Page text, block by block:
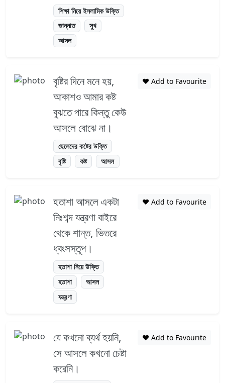
শিক্ষা নিয়ে ইসলামিক উক্তি
জান্নাত
সুখ
আসল
বৃষ্টির দিনে মনে হয়,
আকাশও আমার কষ্ট
বুঝতে পারে কিন্তু কেউ
আসলে বোঝে না।
ছেলেদের কষ্টের উক্তি
বৃষ্টি
কষ্ট আসল
❤️ Add to Favourite
হতাশা আসলে একটা
নিঃশব্দ যন্ত্রণা বাইরে
থেকে শান্ত, ভিতরে
ধ্বংসস্তূপ।
হতাশা নিয়ে উক্তি
হতাশা
আসল
যন্ত্রণা
❤️ Add to Favourite
যে কখনো ব্যর্থ হয়নি,
সে আসলে কখনো চেষ্টা
করেনি।
❤️ Add to Favourite